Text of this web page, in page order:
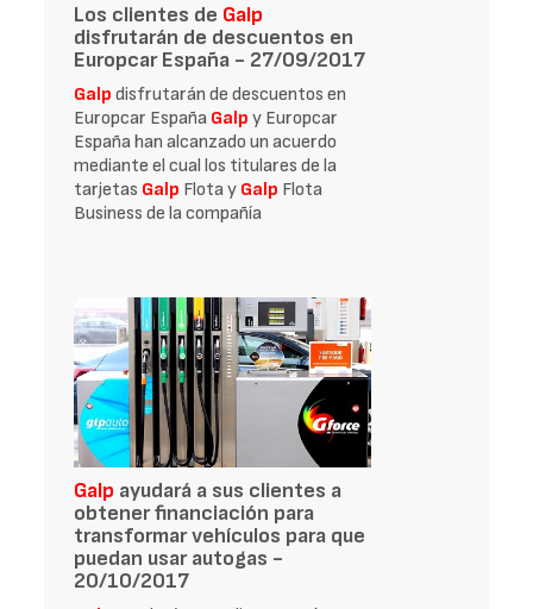
Los clientes de Galp
disfrutarán de descuentos en
Europcar España - 27/09/2017
Galp disfrutarán de descuentos en
Europcar España Galp y Europcar
España han alcanzado un acuerdo
mediante el cual los titulares de la
tarjetas Galp Flota y Galp Flota
Business de la compañía
Galp ayudará a sus clientes a
obtener financiación para
transformar vehículos para que
puedan usar autogas -
20/10/2017